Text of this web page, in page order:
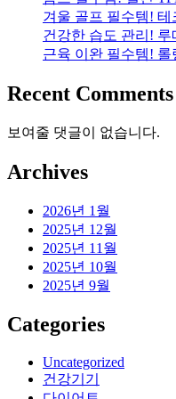
겨울 골프 필수템!
건강한 습도 관리!
근육 이완 필수템!
Recent Comments
보여줄 댓글이 없습니다.
Archives
2026년 1월
2025년 12월
2025년 11월
2025년 10월
2025년 9월
Categories
Uncategorized
건강기기